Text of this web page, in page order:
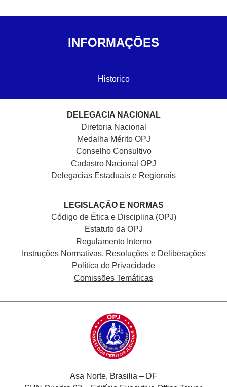
INFORMAÇÕES
Historico
DELEGACIA NACIONAL
Diretoria Nacional
Medalha Mérito OPJ
Conselho Consultivo
Cadastro Nacional OPJ
Delegacias Estaduais e Regionais
LEGISLAÇÃO E NORMAS
Código de Ética e Disciplina (OPJ)
Estatuto da OPJ
Regulamento Interno
Instruções Normativas, Resoluções e Deliberações
Política de Privacidade
Comissões Temáticas
Asa Norte, Brasilia – DF